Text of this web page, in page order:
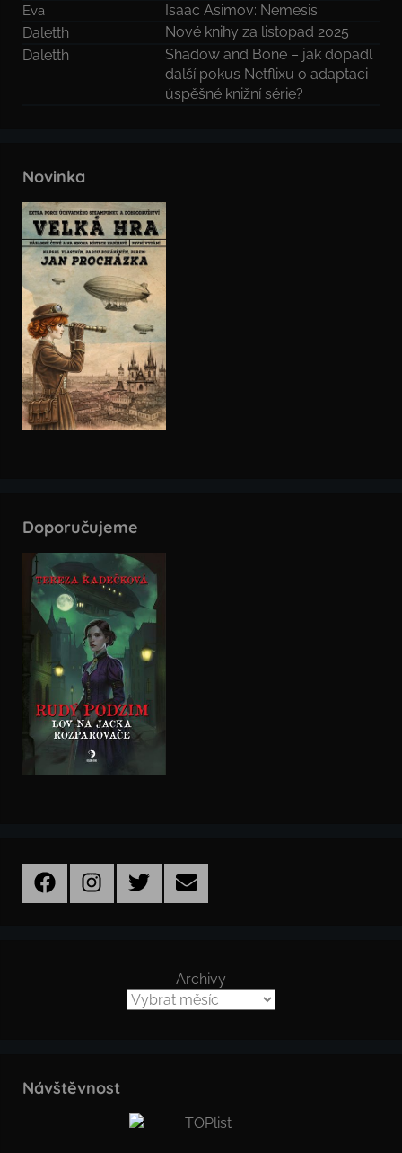
Eva
Isaac Asimov: Nemesis
Daletth
Nové knihy za listopad 2025
Daletth
Shadow and Bone – jak dopadl
další pokus Netflixu o adaptaci
úspěšné knižní série?
Novinka
Doporučujeme
FacebookInstagramTwitter Email
Archivy
Návštěvnost